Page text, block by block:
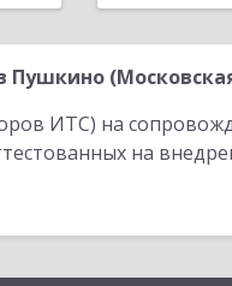
ИТС) на
на